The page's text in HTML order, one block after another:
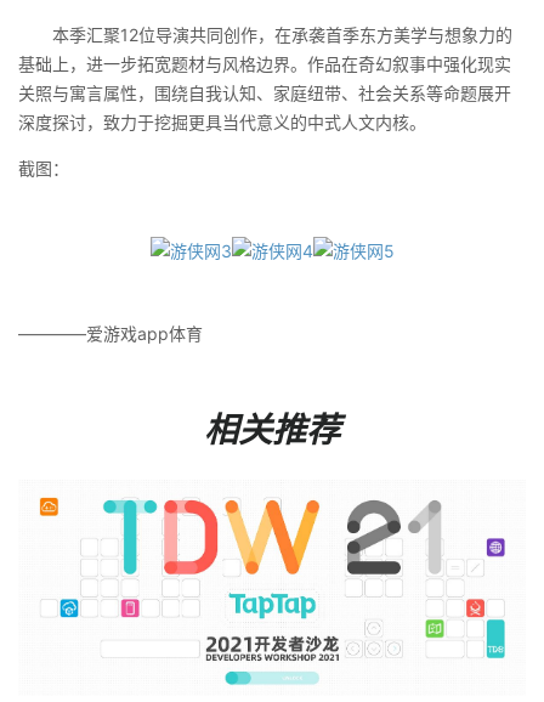
本季汇聚12位导演共同创作，在承袭首季东方美学与想象力的
基础上，进一步拓宽题材与风格边界。作品在奇幻叙事中强化现实
关照与寓言属性，围绕自我认知、家庭纽带、社会关系等命题展开
深度探讨，致力于挖掘更具当代意义的中式人文内核。
截图：
————爱游戏app体育
相关推荐